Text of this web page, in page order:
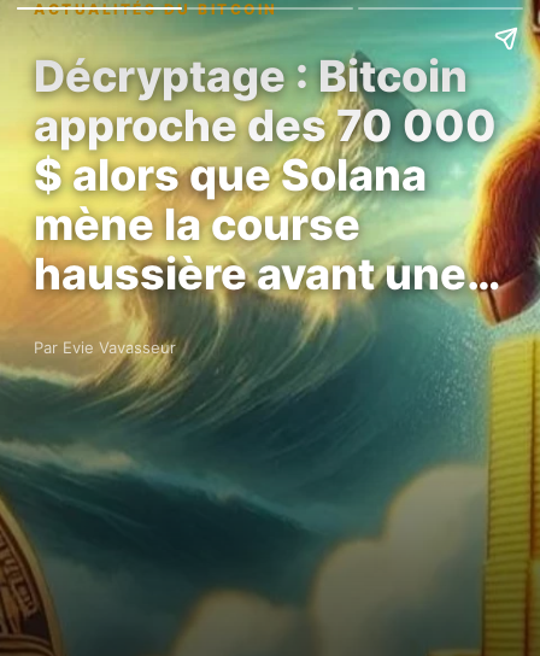
ACTUALITÉS DU BITCOIN
Décryptage : Bitcoin
approche des 70 000
$ alors que Solana
mène la course
haussière avant une…
Par Evie Vavasseur